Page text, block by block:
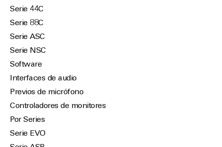
Serie 44C
Serie 88C
Serie ASC
Serie NSC
Software
Interfaces de audio
Previos de micrófono
Controladores de monitores
Por Series
Serie EVO